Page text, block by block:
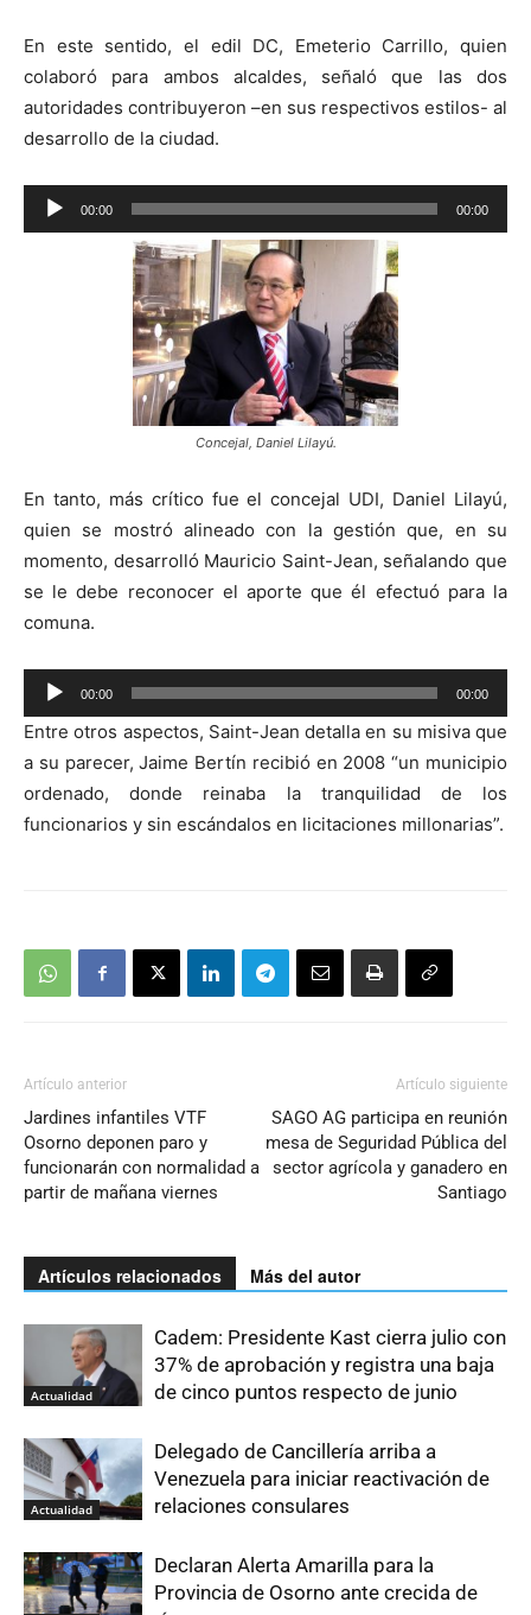
En este sentido, el edil DC, Emeterio Carrillo, quien
colaboró para ambos alcaldes, señaló que las dos
autoridades contribuyeron –en sus respectivos estilos- al
desarrollo de la ciudad.
Reproductor
de
00:00 00:00
Concejal, Daniel Lilayú.
En tanto, más crítico fue el concejal UDI, Daniel Lilayú,
quien se mostró alineado con la gestión que, en su
momento, desarrolló Mauricio Saint-Jean, señalando que
se le debe reconocer el aporte que él efectuó para la
comuna.
Reproductor
de
audio
00:00 00:00
Entre otros aspectos, Saint-Jean detalla en su misiva que
a su parecer, Jaime Bertín recibió en 2008 “un municipio
ordenado, donde reinaba la tranquilidad de los
funcionarios y sin escándalos en licitaciones millonarias”.
Artículo anterior
Jardines infantiles VTF
Osorno deponen paro y
funcionarán con normalidad a
partir de mañana viernes
Artículo siguiente
SAGO AG participa en reunión
mesa de Seguridad Pública del
sector agrícola y ganadero en
Santiago
Artículos relacionados Más del autor
Actualidad
Cadem: Presidente Kast cierra julio con
37% de aprobación y registra una baja
de cinco puntos respecto de junio
Actualidad
Delegado de Cancillería arriba a
Venezuela para iniciar reactivación de
relaciones consulares
Declaran Alerta Amarilla para la
Provincia de Osorno ante crecida de